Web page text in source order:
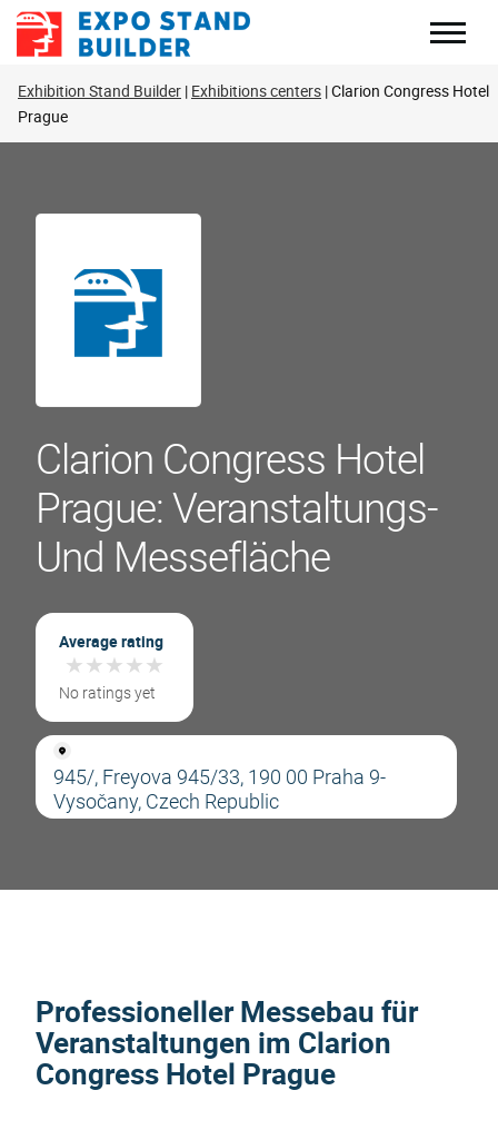
Zum
Inhalt
Exhibition Stand Builder Exhibitions centers Clarion Congress Hotel
Prague
Clarion Congress Hotel
Prague: Veranstaltungs-
Und Messefläche
Average rating
★★★★★
★★★★★
No ratings yet
945/, Freyova 945/33, 190 00 Praha 9-
Vysočany, Czech Republic
Professioneller Messebau für
Veranstaltungen im Clarion
Congress Hotel Prague